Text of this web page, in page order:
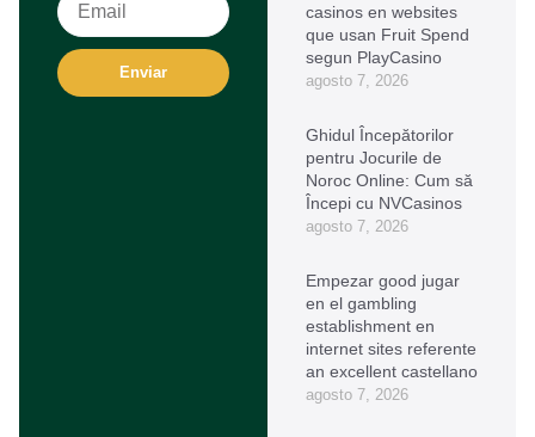
Enviar
casinos en websites
que usan Fruit Spend
segun PlayCasino
agosto 7, 2026
Ghidul Începătorilor
pentru Jocurile de
Noroc Online: Cum să
Începi cu NVCasinos
agosto 7, 2026
Empezar good jugar
en el gambling
establishment en
internet sites referente
an excellent castellano
agosto 7, 2026